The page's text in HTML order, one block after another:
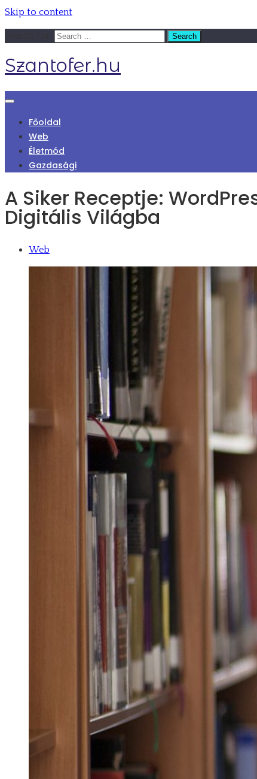
Skip to content
Szantofer.hu
Főoldal
Web
Életmód
Gazdasági
A Siker Receptje:
Digitális Világba
Web